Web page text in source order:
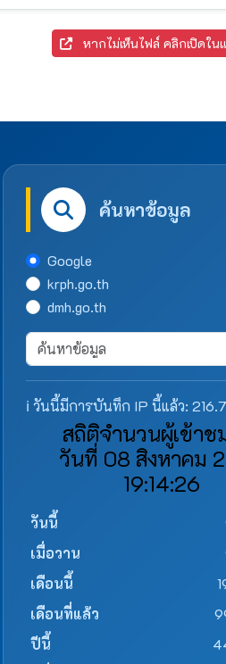
หากไม่เห็นไฟล์ คลิกเปิดใน
ค้นหาข้อมูล
Google
krph.go.th
dmh.go.th
ℹ️ วันนี้มีการบันทึก IP นี้แล้ว:
สถิติจำนวนผู้เข้าช
วันที่ 08 สิงหาคม
19:14:26
วันนี้
เมื่อวาน
เดือนนี้
เดือนที่แล้ว
ปีนี้